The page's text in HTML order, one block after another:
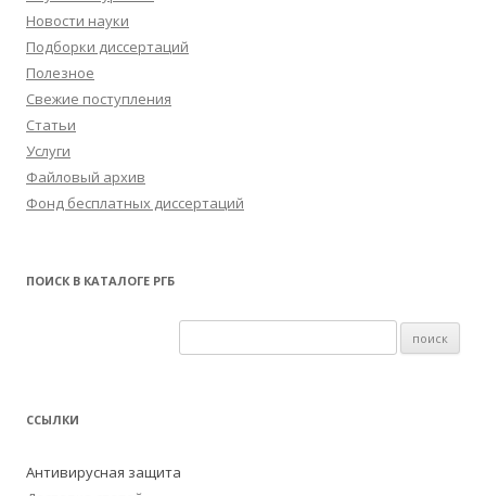
Новости науки
Подборки диссертаций
Полезное
Свежие поступления
Статьи
Услуги
Файловый архив
Фонд бесплатных диссертаций
ПОИСК В КАТАЛОГЕ РГБ
ССЫЛКИ
Антивирусная защита